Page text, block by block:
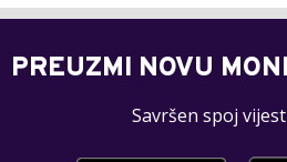
PREUZMI NOVU
Savršen spoj